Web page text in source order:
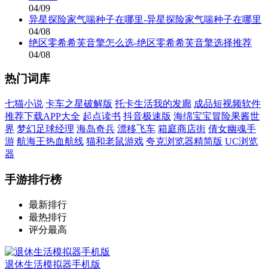
04/09
异星探险家气喘种子在哪里-异星探险家气喘种子在哪里
04/08
绝区零希希芙音擎怎么选-绝区零希希芙音擎选择推荐
04/08
热门词库
七猫小说 卡车之星破解版 托卡生活我的发廊 成品短视频软件
推荐下载APP大全 起点读书 抖音极速版 海绵宝宝冒险果酱世
界 梦幻足球经理 海岛奇兵 漂移飞车 箱庭商店街 倩女幽魂手
游 航海王热血航线 猫和老鼠游戏 夸克浏览器精简版 UC浏览
器
手游排行榜
最新排行
最热排行
评分最高
退休生活模拟器手机版